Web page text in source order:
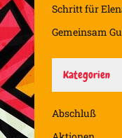
Schritt für
Gemeinsam
Kategorien
Abschluß